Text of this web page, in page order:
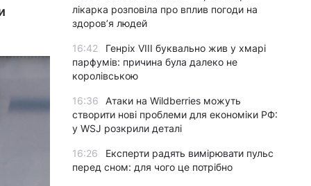
лікарка розповіла про вплив погоди на
здоров’я людей
16:42
Генріх VIII буквально жив у хмарі
парфумів: причина була далеко не
королівською
16:36
Атаки на Wildberries можуть
створити нові проблеми для економіки РФ:
у WSJ розкрили деталі
16:26
Експерти радять вимірювати пульс
перед сном: для чого це потрібно